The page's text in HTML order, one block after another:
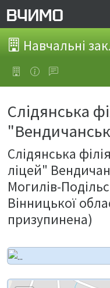
Навчальні
Слідянська
Слідянська
ліцей"
Могилів-
Вінницької
призупинена)